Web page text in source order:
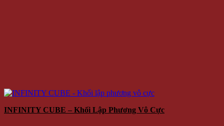
INFINITY CUBE – Khối Lập Phương Vô Cực